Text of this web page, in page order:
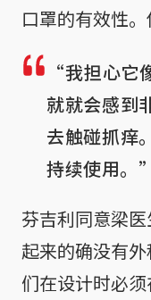
口罩的有效性。
“我担心它
就就会感到
去触碰抓痒
持续使用。”
芬吉利同意梁
起来的确没有
们在设计时必